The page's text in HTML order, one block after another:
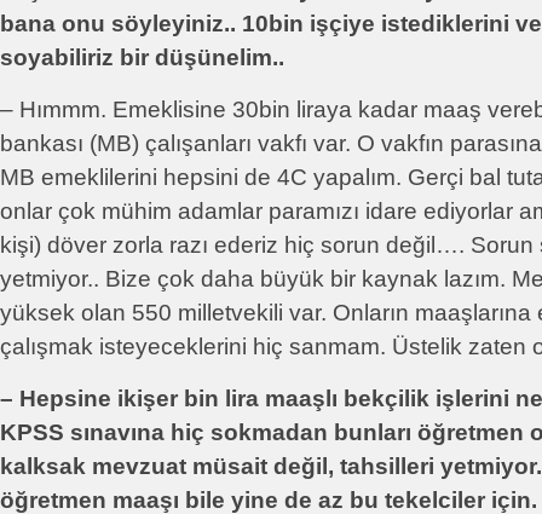
bana onu söyleyiniz.. 10bin işçiye istediklerini
soyabiliriz bir düşünelim..
– Hımmm. Emeklisine 30bin liraya kadar maaş
bankası (MB) çalışanları vakfı var. O vakfın
MB emeklilerini hepsini de 4C yapalım. Gerçi bal
onlar çok mühim adamlar paramızı idare ediyorlar
kişi) döver zorla razı ederiz hiç sorun değil…. Sorun
yetmiyor.. Bize çok daha büyük bir kaynak lazım.
yüksek olan 550 milletvekili var. Onların
çalışmak isteyeceklerini hiç sanmam. Üstelik zaten
– Hepsine ikişer bin lira maaşlı bekçilik işlerini
KPSS sınavına hiç sokmadan bunları öğretmen
kalksak mevzuat müsait değil, tahsilleri
öğretmen maaşı bile yine de az bu tekelciler için.